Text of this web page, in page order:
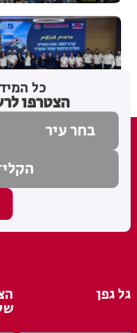
כל
הצטרפו
גל גפן